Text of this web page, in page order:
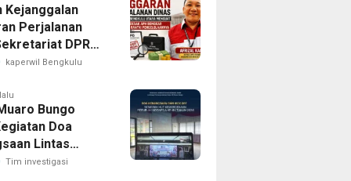
Kejanggalan
Perjalanan
DPRD
Utara, LAKI
kaperwil Bengkulu
Bungo
Doa
Lintas
Kick Off
Tim investigasi